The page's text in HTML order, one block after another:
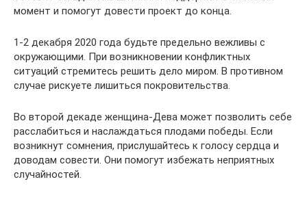
момент и помогут довести проект до конца.
1-2 декабря 2020 года будьте предельно вежливы с
окружающими. При возникновении конфликтных
ситуаций стремитесь решить дело миром. В противном
случае рискуете лишиться покровительства.
Во второй декаде женщина-Дева может позволить себе
расслабиться и наслаждаться плодами победы. Если
возникнут сомнения, прислушайтесь к голосу сердца и
доводам совести. Они помогут избежать неприятных
случайностей.